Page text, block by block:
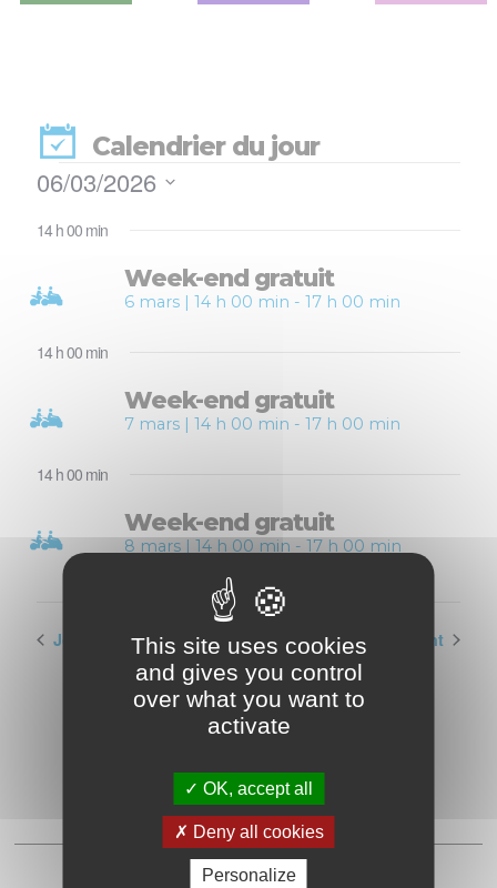
Calendrier du jour
Évènements
for
6
mars
2026
06/03/2026
une
14 h 00 min
Week-end gratuit
6 mars | 14 h 00 min - 17 h 00 min
14 h 00 min
Week-end gratuit
7 mars | 14 h 00 min - 17 h 00 min
14 h 00 min
Week-end gratuit
8 mars | 14 h 00 min - 17 h 00 min
Jour précédent Jour suivant
This site uses cookies
and gives you control
over what you want to
activate
OK, accept all
Deny all cookies
Personalize